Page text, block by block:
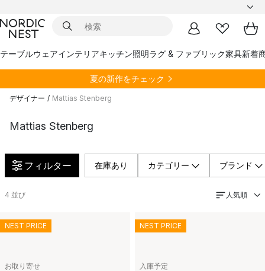
テーブルウェアインテリアキッチン照明ラグ & ファブリック家具新着
夏の新作をチェック
デザイナー / Mattias Stenberg
Mattias Stenberg
フィルター 在庫あり カテゴリー ブランド
4 並び 人気順
お取り寄せ
NEST PRICE
入庫予定
NEST PRICE